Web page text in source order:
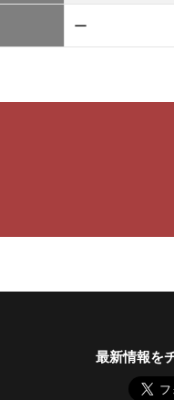
ー
最新情報を